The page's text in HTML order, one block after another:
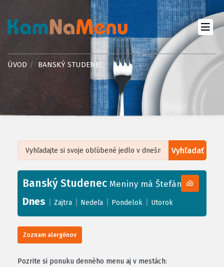
ÚVOD BANSKÝ STUDENEC
Vyhľadať
+
−
Leaflet| ©OpenStreetMap, Tiles courtesy ofHumanitarian OpenStreetMap
Banský Studenec Meniny má Štefánia
Dnes Zajtra Nedeľa Pondelok Utorok
Zoznam alergénov
Pozrite si ponuku denného menu aj v mestách: